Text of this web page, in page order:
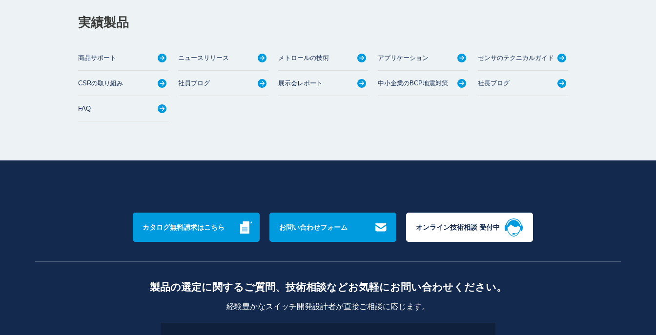
実績製品
商品サポート ニュースリリース メトロールの技術 アプリケーション センサのテクニカルガイド
CSRの取り組み 社員ブログ 展示会レポート 中小企業のBCP地震対策 社長ブログ
FAQ
カタログ無料請求はこちら お問い合わせフォーム オンライン技術相談 受付中
製品の選定に関するご質問、技術相談などお気軽にお問い合わせください。
経験豊かなスイッチ開発設計者が直接ご相談に応じます。